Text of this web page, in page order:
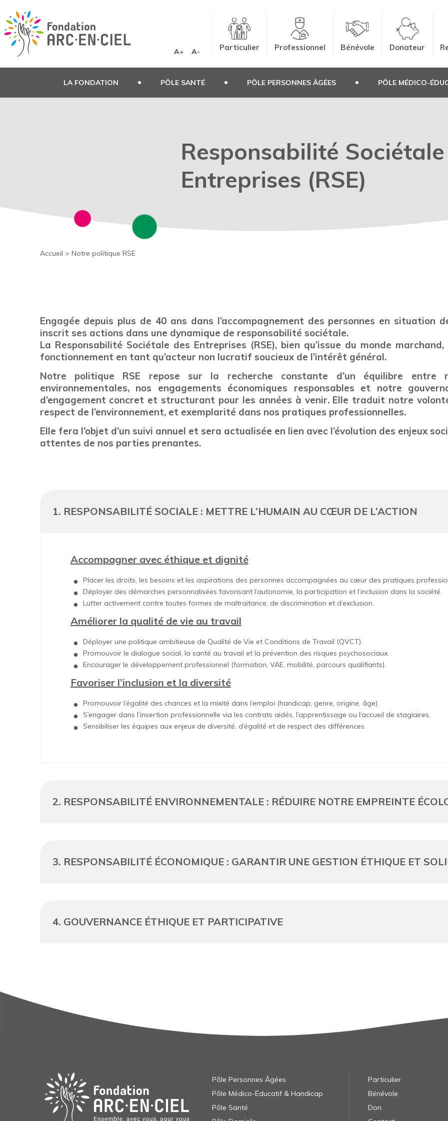
A+ A- Particulier Professionnel Bénévole Donateur
LA FONDATION PÔLE SANTÉ PÔLE PERSONNES ÂGÉES PÔLE MÉDICO-
Responsabilité
Entreprises (RSE)
Accueil > Notre politique RSE
Engagée depuis plus de 40 ans dans l’accompagnement des personnes en situation
inscrit ses actions dans une dynamique de responsabilité sociétale.
La Responsabilité Sociétale des Entreprises (RSE), bien qu’issue du monde
fonctionnement en tant qu’acteur non lucratif soucieux de l’intérêt général.
Notre politique RSE repose sur la recherche constante d’un équilibre entre
environnementales, nos engagements économiques responsables et notre
d’engagement concret et structurant pour les années à venir. Elle traduit notre
respect de l’environnement, et exemplarité dans nos pratiques professionnelles.
Elle fera l’objet d’un suivi annuel et sera actualisée en lien avec l’évolution des enjeux
attentes de nos parties prenantes.
1. RESPONSABILITÉ SOCIALE : METTRE L’HUMAIN AU CŒUR DE L’ACTION
Accompagner avec éthique et dignité
Placer les droits, les besoins et les aspirations des personnes accompagnées au cœur des pratiques
Déployer des démarches personnalisées favorisant l’autonomie, la participation et l’inclusion dans la société.
Lutter activement contre toutes formes de maltraitance, de discrimination et d’exclusion.
Améliorer la qualité de vie au travail
Déployer une politique ambitieuse de Qualité de Vie et Conditions de Travail (QVCT).
Promouvoir le dialogue social, la santé au travail et la prévention des risques psychosociaux.
Encourager le développement professionnel (formation, VAE, mobilité, parcours qualifiants).
Favoriser l’inclusion et la diversité
Promouvoir l’égalité des chances et la mixité dans l’emploi (handicap, genre, origine, âge).
S’engager dans l’insertion professionnelle via les contrats aidés, l’apprentissage ou l’accueil de stagiaires.
Sensibiliser les équipes aux enjeux de diversité, d’égalité et de respect des différences.
2. RESPONSABILITÉ ENVIRONNEMENTALE : RÉDUIRE NOTRE EMPREINTE
3. RESPONSABILITÉ ÉCONOMIQUE : GARANTIR UNE GESTION ÉTHIQUE ET
4. GOUVERNANCE ÉTHIQUE ET PARTICIPATIVE
Pôle Personnes Âgées
Pôle Médico-Éducatif & Handicap
Pôle Santé
Particulier
Bénévole
Don